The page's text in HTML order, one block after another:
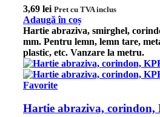
3,69 lei Pret cu TVA inclus
Adaugă în coș
Hartie abraziva, smirghel,
mm. Pentru lemn, lemn tare,
plastic, etc. Vanzare la metru.
Favorite
Hartie abraziva, corindon,